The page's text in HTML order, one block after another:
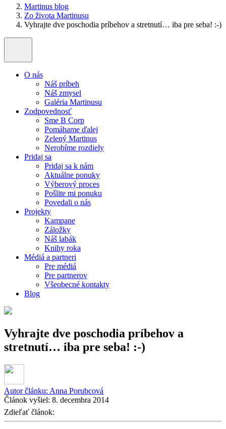
Martinus blog
Zo života Martinusu
Vyhrajte dve poschodia príbehov a stretnutí… iba pre seba! :-)
O nás
Náš príbeh
Náš zmysel
Galéria Martinusu
Zodpovednosť
Sme B Corp
Pomáhame ďalej
Zelený Martinus
Nerobíme rozdiely
Pridaj sa
Pridaj sa k nám
Aktuálne ponuky
Výberový proces
Pošlite mi ponuku
Povedali o nás
Projekty
Kampane
Záložky
Náš labák
Knihy roka
Médiá a partneri
Pre médiá
Pre partnerov
Všeobecné kontakty
Blog
Vyhrajte dve poschodia príbehov a
stretnutí… iba pre seba! :-)
Autor článku: Anna Porubcová
Článok vyšiel: 8. decembra 2014
Zdieľať článok: